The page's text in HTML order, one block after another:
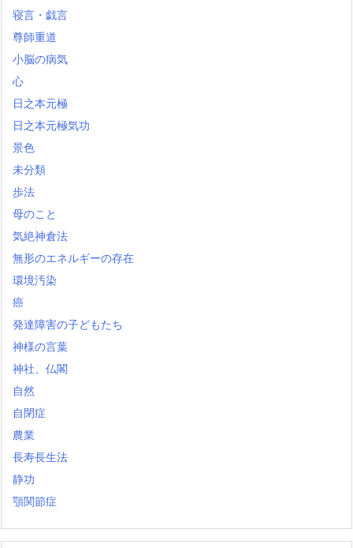
寝言・戯言
尊師重道
小脳の病気
心
日之本元極
日之本元極気功
景色
未分類
歩法
母のこと
気絶神倉法
無形のエネルギーの存在
環境汚染
癌
発達障害の子どもたち
神様の言葉
神社、仏閣
自然
自閉症
農業
長寿長生法
静功
顎関節症